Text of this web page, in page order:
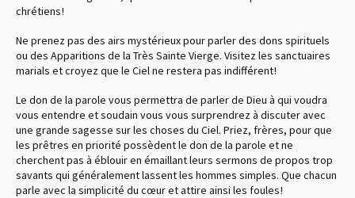
chrétiens !
Ne prenez pas des airs mystérieux pour parler des dons spirituels
ou des Apparitions de la Très Sainte Vierge. Visitez les sanctuaires
marials et croyez que le Ciel ne restera pas indifférent !
Le don de la parole vous permettra de parler de Dieu à qui voudra
vous entendre et soudain vous vous surprendrez à discuter avec
une grande sagesse sur les choses du Ciel. Priez, frères, pour que
les prêtres en priorité possèdent le don de la parole et ne
cherchent pas à éblouir en émaillant leurs sermons de propos trop
savants qui généralement lassent les hommes simples. Que chacun
parle avec la simplicité du cœur et attire ainsi les foules !